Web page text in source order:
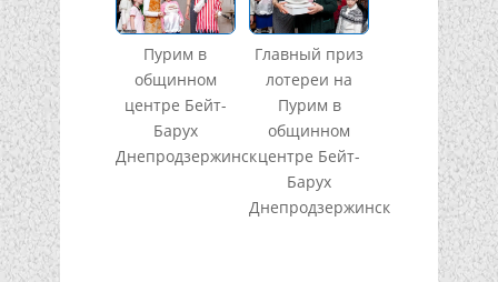
Пурим в
общинном
центре Бейт-
Барух
Днепродзержинск
Главный приз
лотереи на
Пурим в
общинном
центре Бейт-
Барух
Днепродзержинск